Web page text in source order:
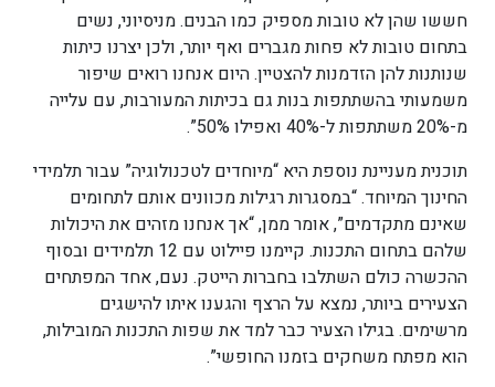
חששו שהן לא טובות מספיק כמו הבנים. מניסיוני, נשים
בתחום טובות לא פחות מגברים ואף יותר, ולכן יצרנו כיתות
שנותנות להן הזדמנות להצטיין. היום אנחנו רואים שיפור
משמעותי בהשתתפות בנות גם בכיתות המעורבות, עם עלייה
מ-20% משתתפות ל-40% ואפילו 50%”.
תוכנית מעניינת נוספת היא “מיוחדים לטכנולוגיה” עבור תלמידי
החינוך המיוחד. “במסגרות רגילות מכוונים אותם לתחומים
שאינם מתקדמים”, אומר ממן, “אך אנחנו מזהים את היכולות
שלהם בתחום התכנות. קיימנו פיילוט עם 12 תלמידים ובסוף
ההכשרה כולם השתלבו בחברות הייטק. נעם, אחד המפתחים
הצעירים ביותר, נמצא על הרצף והגענו איתו להישגים
מרשימים. בגילו הצעיר כבר למד את שפות התכנות המובילות,
הוא מפתח משחקים בזמנו החופשי”.